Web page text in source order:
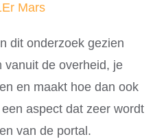
Mars
dit onderzoek gezien
vanuit de overheid, je
en maakt hoe dan ook
aspect dat zeer wordt
van de portal.